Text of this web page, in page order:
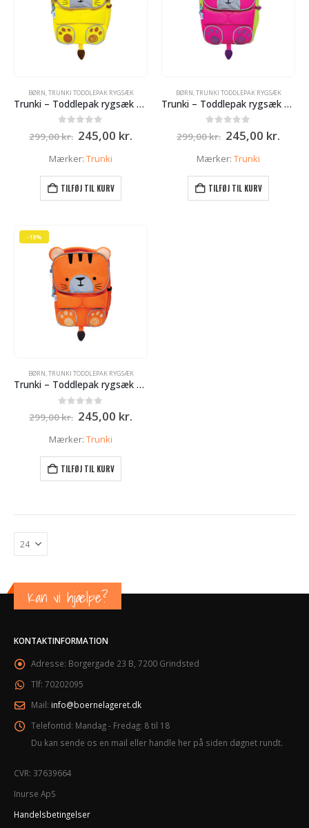
BØRN,TRUNKI TODDLEPAK RYGSÆK
Trunki – Toddlepak rygsæk – Lion
ud af 5
299,00kr. Den
oprindelige
pris
299,00 kr..
245,00 kr.Den
245,00 kr..
Mærker: Trunki
TILFØJ TIL KURV
BØRN,TRUNKI TODDLEPAK RYGSÆK
Trunki – Toddlepak rygsæk – Pink
ud af 5
299,00kr. Den
oprindelige
pris
299,00 kr..
245,00 kr.Den
Mærker: Trunki
TILFØJ TIL KURV
-18%
BØRN,TRUNKI TODDLEPAK RYGSÆK
Trunki – Toddlepak rygsæk – Tiger
ud af 5
299,00kr. Den
oprindelige
pris
299,00 kr..
245,00 kr.Den
Mærker: Trunki
TILFØJ TIL KURV
Kan vi hjælpe?
KONTAKTINFORMATION
Adresse: Borgergade 23 B, 7200 Grindsted
Tlf: 70202095
Mail: info@boernelageret.dk
Telefontid: Mandag - Fredag: 8 til 18
Du kan sende os en mail eller handle her på siden døgnet rundt.
CVR: 37639664
Inurse ApS
Handelsbetingelser